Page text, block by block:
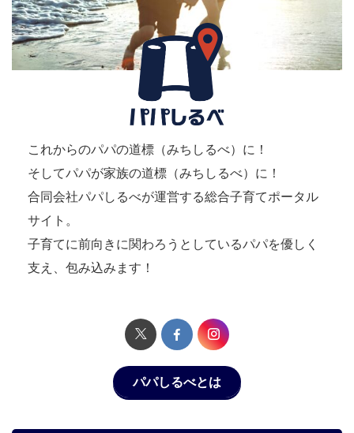
これからのパパの道標（みちしるべ）に！
そしてパパが家族の道標（みちしるべ）に！
合同会社パパしるべが運営する総合子育てポータル
サイト。
子育てに前向きに関わろうとしているパパを優しく
支え、包み込みます！
パパしるべとは